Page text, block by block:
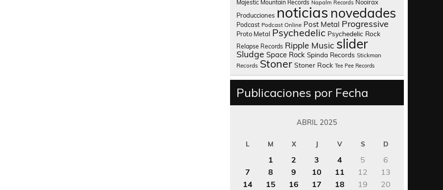
Majestic Mountain Records Napalm Records Nooirax
Producciones noticias novedades
Podcast Podcast Online Post Metal Progressive
Proto Metal Psychedelic Psychedelic Rock
Relapse Records Ripple Music slider
Sludge Space Rock Spinda Records Stickman
Records Stoner Stoner Rock Tee Pee Records
Publicaciones por Fecha
ABRIL 2025
L M X J V S D
1 2 3 4 5
6
7
8 9 10 11 12
13
14
15 16 17 18 19
20